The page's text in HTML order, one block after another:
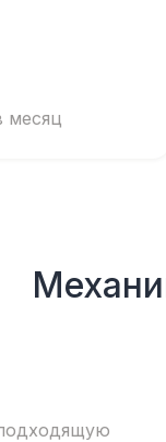
месяц